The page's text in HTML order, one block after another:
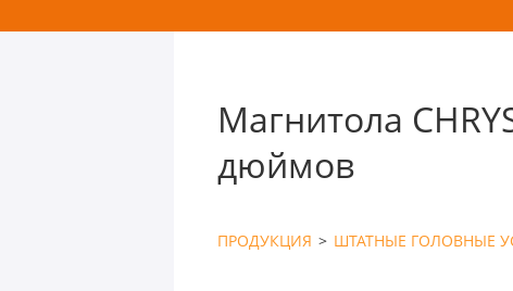
Магнитола
дюймов
ПРОДУКЦИЯ > ШТАТНЫЕ ГОЛОВНЫЕ